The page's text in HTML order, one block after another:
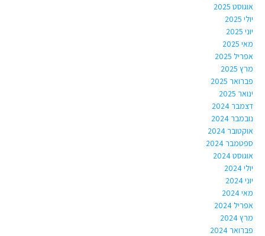
אוגוסט 2025
יולי 2025
יוני 2025
מאי 2025
אפריל 2025
מרץ 2025
פברואר 2025
ינואר 2025
דצמבר 2024
נובמבר 2024
אוקטובר 2024
ספטמבר 2024
אוגוסט 2024
יולי 2024
יוני 2024
מאי 2024
אפריל 2024
מרץ 2024
פברואר 2024